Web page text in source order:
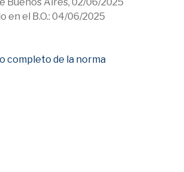
en el B.O.: 04/06/2025
completo de la norma